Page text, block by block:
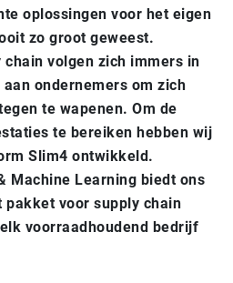
oplossingen voor het eigen
zo groot geweest.
volgen zich immers in
ondernemers om zich
te wapenen. Om de
te bereiken hebben wij
Slim4 ontwikkeld.
Machine Learning biedt ons
voor supply chain
voorraadhoudend bedrijf